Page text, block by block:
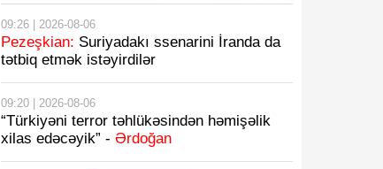
09:26 | 2026-08-06
Pezeşkian: Suriyadakı ssenarini İranda da
tətbiq etmək istəyirdilər
09:20 | 2026-08-06
“Türkiyəni terror təhlükəsindən həmişəlik
xilas edəcəyik” - Ərdoğan